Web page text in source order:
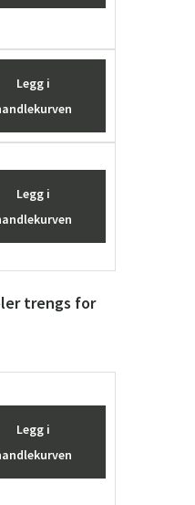
Legg i
Legg i
trengs for
Legg i